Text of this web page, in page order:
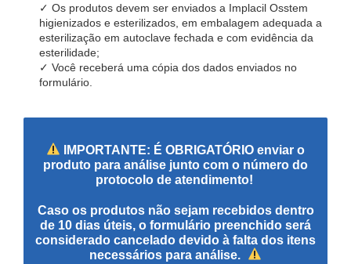
✓ Os produtos devem ser enviados a Implacil Osstem
higienizados e esterilizados, em embalagem adequada a
esterilização em autoclave fechada e com evidência da
esterilidade;
✓ Você receberá uma cópia dos dados enviados no
formulário.
IMPORTANTE: É OBRIGATÓRIO enviar o
produto para análise junto com o número do
protocolo de atendimento!
Caso os produtos não sejam recebidos dentro
de 10 dias úteis, o formulário preenchido será
considerado cancelado devido à falta dos itens
necessários para análise.